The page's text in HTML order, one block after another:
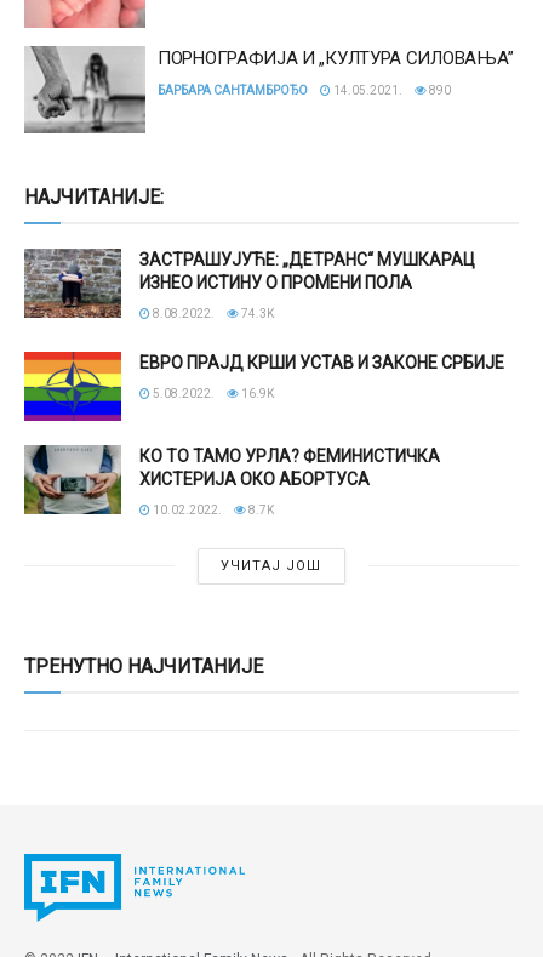
ПОРНОГРАФИЈА И „КУЛТУРА СИЛОВАЊА”
БАРБАРА САНТАМБРОЂО 14.05.2021. 890
НАЈЧИТАНИЈЕ:
ЗАСТРАШУЈУЋЕ: „ДЕТРАНС“ МУШКАРАЦ
ИЗНЕО ИСТИНУ О ПРОМЕНИ ПОЛА
8.08.2022. 74.3K
ЕВРО ПРАЈД КРШИ УСТАВ И ЗАКОНЕ СРБИЈЕ
5.08.2022. 16.9K
КО ТО ТАМО УРЛА? ФЕМИНИСТИЧКА
ХИСТЕРИЈА ОКО АБОРТУСА
10.02.2022. 8.7K
УЧИТАЈ ЈОШ
ТРЕНУТНО НАЈЧИТАНИЈЕ